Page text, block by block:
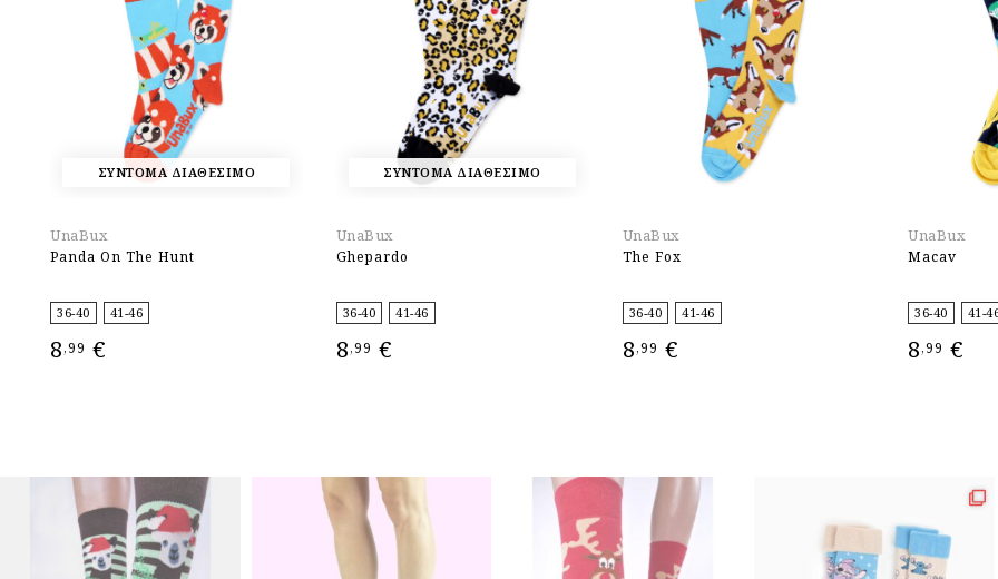
ΣΥΝΤΟΜΑ ΔΙΑΘΕΣΙΜΟ
UnaBux
Panda On The Hunt
36-40 41-46
8,99 €
ΣΥΝΤΟΜΑ ΔΙΑΘΕΣΙΜΟ
UnaBux
Ghepardo
36-40 41-46
8,99 €
UnaBux
The Fox
36-40 41-46
8,99 €
UnaBux
Macav
36-40 41-
8,99 €